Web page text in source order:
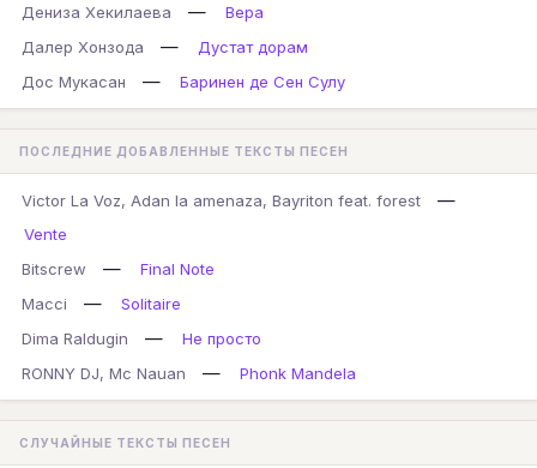
Дениза Хекилаева
—
Вера
Далер Хонзода
—
Дустат дорам
Дос Мукасан
— Баринен де Сен Сулу
ПОСЛЕДНИЕ ДОБАВЛЕННЫЕ ТЕКСТЫ ПЕСЕН
Victor La Voz, Adan la amenaza, Bayriton feat. forest —
Vente
Bitscrew
—
Final Note
Macci
—
Solitaire
Dima Raldugin
—
Не просто
RONNY DJ, Mc Nauan
— Phonk Mandela
СЛУЧАЙНЫЕ ТЕКСТЫ ПЕСЕН